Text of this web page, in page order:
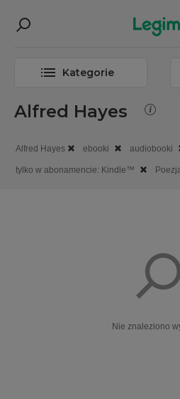
Kategorie
Alfred Hayes
Alfred Hayes ebooki audiobooki
tylko w abonamencie: Kindle™
Nie znaleziono